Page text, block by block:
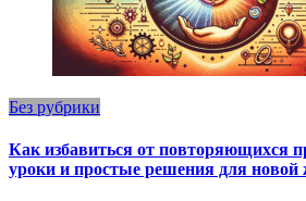
Без рубрики
Как избавиться от повторяющихся
уроки и простые решения для новой